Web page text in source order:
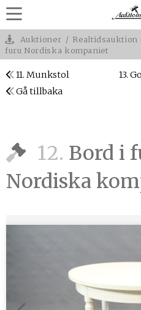
Auktioner / Realtidsauktion
furu Nordiska kompaniet
11. Munkstol
13.
Gå tillbaka
12. Bord i
Nordiska